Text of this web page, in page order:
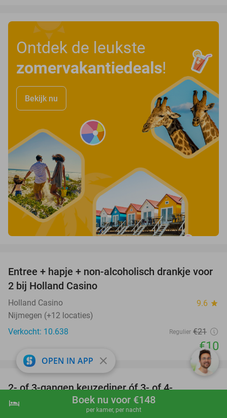
shopping_cart Boek nu
hotel Boek nu voor €148
per kamer, per nacht
Ontdek de leukste
zomervakantiedeals!
Bekijk nu
52%
Entree + hapje + non-alcoholisch drankje voor
2 bij Holland Casino
Holland Casino 9.6 star
Nijmegen (+12 locaties)
Verkocht: 10.638
Regulier €21
€10
29%
favorite_border
2- of 3-gangen keuzediner óf 3- of 4-
gangendiner van de chef bij By Rens Food &
OPEN IN APP close